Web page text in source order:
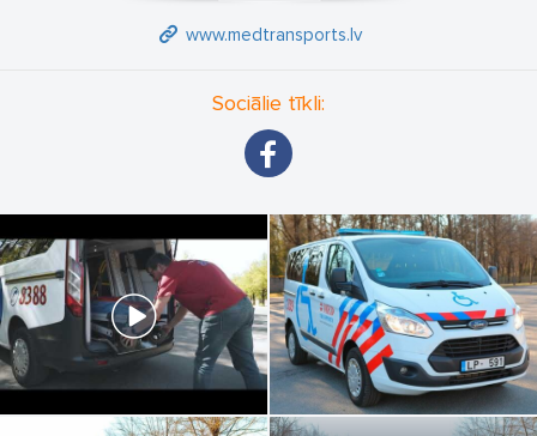
www.medtransports.lv
Sociālie tīkli: